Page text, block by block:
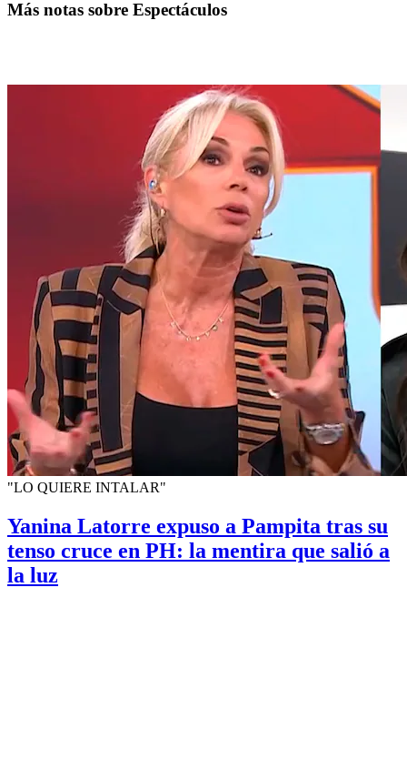
Más notas sobre Espectáculos
"LO QUIERE INTALAR"
Yanina Latorre expuso a Pampita tras su
tenso cruce en PH: la mentira que salió a
la luz